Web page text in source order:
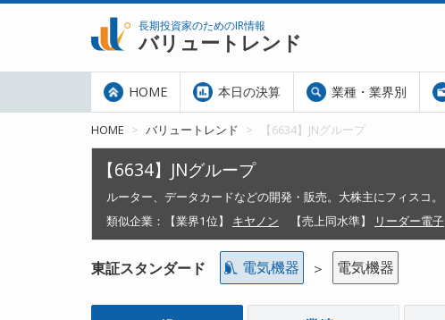
長期投資家のためのIR情報
バリュートレンド
HOME 本日の決算 業種・業界別
HOME バリュートレンド 【6634】JNグループ
【6634】JNグループ
ルーター、データカードなどの開発・販売。大株主にフィスコ。
類似企業：
【業界1位】 キヤノン 【売上同水準】 リーダー電子
東証スタンダード 電気機器 ＞ 電気機器